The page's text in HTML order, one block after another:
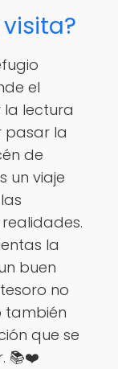
el
la lectura
pasar la
de
un viaje
la
buen
no
también
que se
📚❤️